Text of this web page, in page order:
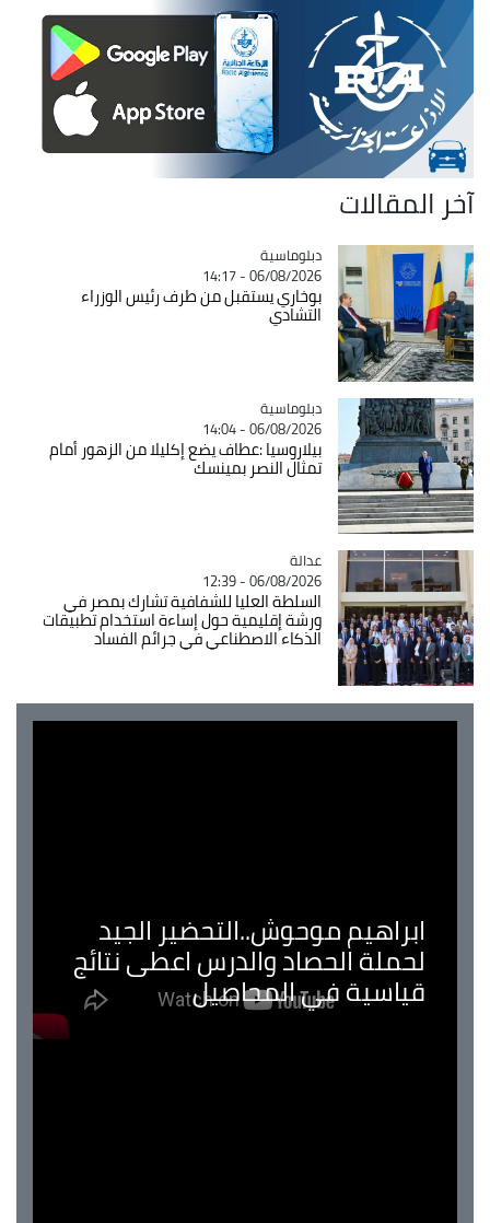
آخر المقالات
Catégorie
دبلوماسية
06/08/2026 - 14:17
بوخاري يستقبل من طرف رئيس الوزراء
التشادي
Catégorie
دبلوماسية
06/08/2026 - 14:04
بيلاروسيا :عطاف يضع إكليلا من الزهور أمام
تمثال النصر بمينسك
Catégorie
عدالة
06/08/2026 - 12:39
السلطة العليا للشفافية تشارك بمصر في
ورشة إقليمية حول إساءة استخدام تطبيقات
الذكاء الاصطناعي في جرائم الفساد
ابراهيم موحوش..التحضير الجيد
لحملة الحصاد والدرس اعطى نتائج
قياسية في المحاصيل